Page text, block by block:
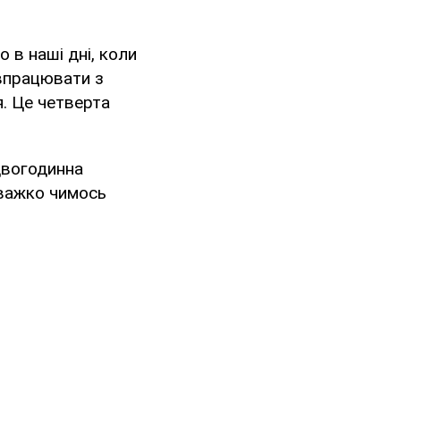
в наші дні, коли
з
Це четверта
чимось